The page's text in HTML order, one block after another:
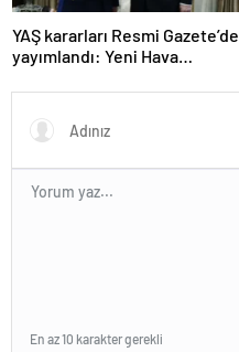
YAŞ kararları Resmi Gazete’de
yayımlandı: Yeni Hava
Orgeneral Rafet Dalkıran
En az 10 karakter gerekli